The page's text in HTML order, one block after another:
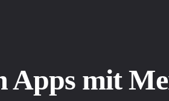
Apps mit